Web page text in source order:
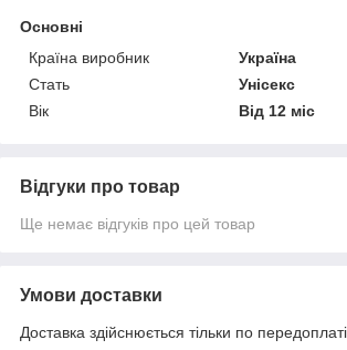
Основні
Країна виробник
Україна
Стать
Унісекс
Вік
Від 12 міс
Відгуки про товар
Ще немає відгуків про цей товар
Умови доставки
Доставка здійснюється тільки по передоплаті.